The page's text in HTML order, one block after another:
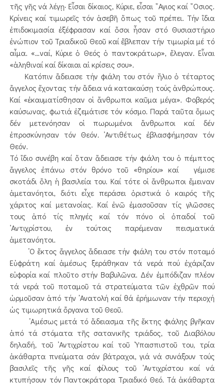
τῆς γῆς νά λέγῃ· Εἶσαι δίκαιος, Κύριε, εἶσαι ῞Αγιος καί ῞Οσιος.
Κρίνεις καί τιμωρεῖς τόν ἀσεβῆ ὅπως τοῦ πρέπει. Τήν ἴδια
ἐπιδοκιμασία ἐξέφρασαν καί ὅσοι ἦσαν στό Θυσιαστήριο
ἐνώπιον τοῦ Τριαδικοῦ Θεοῦ καί ἔβλεπαν τήν τιμωρία μέ τό
αἷμα. «…ναί, Κύριε ὁ Θεός ὁ παντοκράτωρ», ἔλεγαν. Εἶναι
«ἀληθιναί καί δίκαιαι αἱ κρίσεις σου».
Κατόπιν ἄδειασε τήν φιάλη του στόν ἥλιο ὁ τέταρτος
ἄγγελος ἔχοντας τήν ἄδεια νά κατακαύσῃ τούς ἀνθρώπους.
Καί «ἐκαυματίσθησαν οἱ ἄνθρωποι καῦμα μέγα». Φοβερός
καύσωνας, φωτιά ἐζεμάτισε τόν κόσμο. Παρά ταῦτα ὅμως
δέν μετενόησαν οἱ πωρωμένοι ἄνθρωποι καί δέν
ἐπροσκύνησαν τόν Θεόν. ᾿Αντιθέτως ἐβλασφήμησαν τόν
Θεόν.
Τό ἴδιο συνέβη καί ὅταν ἄδειασε τήν φιάλη του ὁ πέμπτος
ἄγγελος ἐπάνω στόν θρόνο τοῦ «θηρίου» καί γέμισε
σκοτάδι ὅλη ἡ βασιλεία του. Καί τότε οἱ ἄνθρωποι ἔμειναν
ἀμετανόητοι, διότι εἶχε περάσει ὁριστικά ὁ καιρός τῆς
χάριτος καί μετανοίας. Καί ἐνῶ ἐμασοῦσαν τίς γλῶσσες
τους ἀπό τίς πληγές καί τόν πόνο οἱ ὀπαδοί τοῦ
᾿Αντιχρίστου, ἐν τούτοις παρέμεναν πεισματικά
ἀμετανόητοι.
῾Ο ἕκτος ἄγγελος ἄδειασε τήν φιάλη του στόν ποταμό
Εὐφράτη καί ἀμέσως ξεράθηκαν τά νερά πού ἐχάριζαν
εὐφορία καί πλοῦτο στήν Βαβυλῶνα. Δέν ἐμπόδιζαν πλέον
τά νερά τοῦ ποταμοῦ τά στρατεύματα τῶν ἐχθρῶν πού
ὡρμοῦσαν ἀπό τήν ᾿Ανατολή καί θά ἐρήμωναν τήν περιοχή
ὡς τιμωρητικά ὄργανα τοῦ Θεοῦ.
᾿Αμέσως μετά τό ἄδειασμα τῆς ἕκτης φιάλης βγῆκαν
ἀπό τά στόματα τῆς σατανικῆς τριάδος, τοῦ Διαβόλου
δηλαδή, τοῦ ᾿Αντιχρίστου καί τοῦ ῾Υπασπιστοῦ του, τρία
ἀκάθαρτα πνεύματα σάν βάτραχοι, γιά νά συνάξουν τούς
βασιλεῖς τῆς γῆς καί φίλους τοῦ ᾿Αντιχρίστου καί νά
κτυπήσουν τόν Παντοκράτορα Τριαδικό Θεό. Τά ἀκάθαρτα